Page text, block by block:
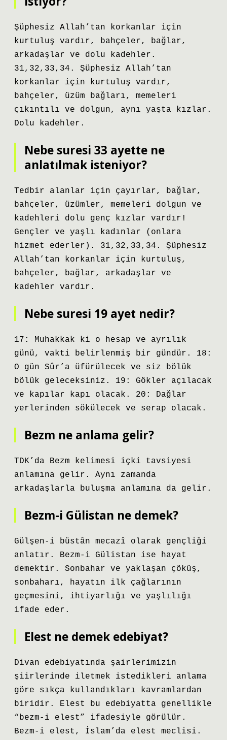
Şüphesiz Allah’tan korkanlar için
kurtuluş vardır, bahçeler, bağlar,
arkadaşlar ve dolu kadehler.
31,32,33,34. Şüphesiz Allah’tan
korkanlar için kurtuluş vardır,
bahçeler, üzüm bağları, memeleri
çıkıntılı ve dolgun, aynı yaşta kızlar.
Dolu kadehler.
Nebe suresi 33 ayette ne
anlatılmak isteniyor?
Tedbir alanlar için çayırlar, bağlar,
bahçeler, üzümler, memeleri dolgun ve
kadehleri ​​dolu genç kızlar vardır!
Gençler ve yaşlı kadınlar (onlara
hizmet ederler). 31,32,33,34. Şüphesiz
Allah’tan korkanlar için kurtuluş,
bahçeler, bağlar, arkadaşlar ve
kadehler vardır.
Nebe suresi 19 ayet nedir?
17: Muhakkak ki o hesap ve ayrılık
günü, vakti belirlenmiş bir gündür. 18:
O gün Sûr’a üfürülecek ve siz bölük
bölük geleceksiniz. 19: Gökler açılacak
ve kapılar kapı olacak. 20: Dağlar
yerlerinden sökülecek ve serap olacak.
Bezm ne anlama gelir?
TDK’da Bezm kelimesi içki tavsiyesi
anlamına gelir. Aynı zamanda
arkadaşlarla buluşma anlamına da gelir.
Bezm-i Gülistan ne demek?
Gülşen-i büstân mecazî olarak gençliği
anlatır. Bezm-i Gülistan ise hayat
demektir. Sonbahar ve yaklaşan çöküş,
sonbaharı, hayatın ilk çağlarının
geçmesini, ihtiyarlığı ve yaşlılığı
ifade eder.
Elest ne demek edebiyat?
Divan edebiyatında şairlerimizin
şiirlerinde iletmek istedikleri anlama
göre sıkça kullandıkları kavramlardan
biridir. Elest bu edebiyatta genellikle
“bezm-i elest” ifadesiyle görülür.
Bezm-i elest, İslam’da elest meclisi.